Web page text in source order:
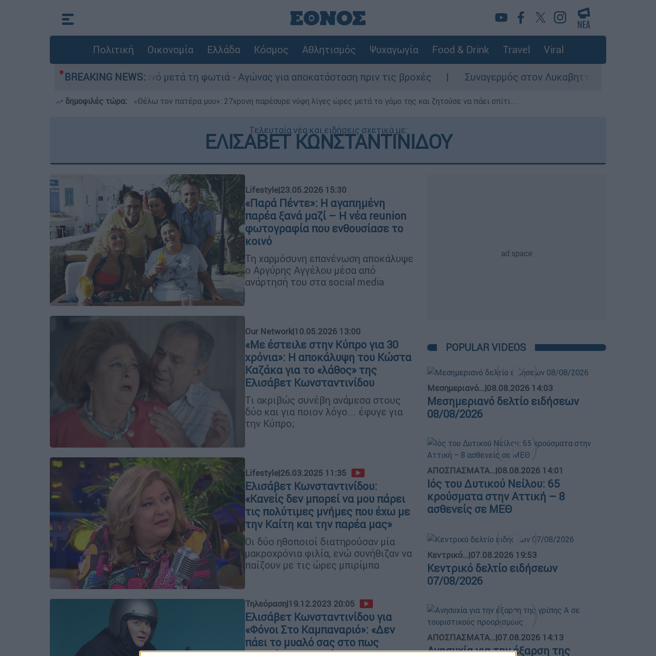
Πολιτική Οικονομία Ελλάδα Κόσμος Αθλητισμός Ψυχαγωγία Food & Drink Travel Viral
BREAKING NEWS:
στο Πόρτο Γερμανό μετά τη φωτιά - Αγώνας για αποκατάσταση πριν τις βροχές Συναγερμός στον Λυκαβηττό: Σορός σε προχωρημένη
δημοφιλές τώρα: «Θέλω τον πατέρα μου»: 27χρονη παρέσυρε νύφη λίγες ώρες μετά το γάμο της και ζητούσε να πάει σπίτι...
Τελευταία νέα και ειδήσεις σχετικά με:
ΕΛΙΣΑΒΕΤ ΚΩΝΣΤΑΝΤΙΝΙΔΟΥ
Lifestyle|23.05.2026 15:30
«Παρά Πέντε»: Η αγαπημένη
παρέα ξανά μαζί – Η νέα reunion
φωτογραφία που ενθουσίασε το
κοινό
Τη χαρμόσυνη επανένωση αποκάλυψε
ο Αργύρης Αγγέλου μέσα από
ανάρτησή του στα social media
Our Network|10.05.2026 13:00
«Με έστειλε στην Κύπρο για 30
χρόνια»: Η αποκάλυψη του Κώστα
Καζάκα για το «λάθος» της
Ελισάβετ Κωνσταντινίδου
Τι ακριβώς συνέβη ανάμεσα στους
δύο και για ποιον λόγο... έφυγε για
την Κύπρο;
Lifestyle|26.03.2025 11:35
Ελισάβετ Κωνσταντινίδου:
«Κανείς δεν μπορεί να μου πάρει
τις πολύτιμες μνήμες που έχω με
την Καίτη και την παρέα μας»
Οι δύο ηθοποιοί διατηρούσαν μία
μακροχρόνια φιλία, ενώ συνήθιζαν να
παίζουν με τις ώρες μπιρίμπα
Τηλεόραση|19.12.2023 20:05
Ελισάβετ Κωνσταντινίδου για
«Φόνοι Στο Καμπαναριό»: «Δεν
πάει το μυαλό σας στο πως
POPULAR VIDEOS
Μεσημεριανό...|08.08.2026 14:03
Μεσημεριανό δελτίο ειδήσεων
08/08/2026
ΑΠΟΣΠΑΣΜΑΤΑ...|08.08.2026 14:01
Ιός του Δυτικού Νείλου: 65
κρούσματα στην Αττική – 8
ασθενείς σε ΜΕΘ
Κεντρικό...|07.08.2026 19:53
Κεντρικό δελτίο ειδήσεων
07/08/2026
ΑΠΟΣΠΑΣΜΑΤΑ...|07.08.2026 14:13
Ανησυχία για την έξαρση της